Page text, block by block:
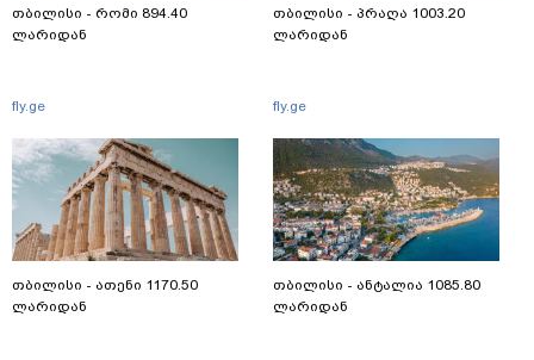
თბილისი - რომი 894.40
ლარიდან
fly.ge
თბილისი - ათენი 1170.50
ლარიდან
თბილისი - პრაღა 1003.20
ლარიდან
fly.ge
თბილისი - ანტალია 1085.80
ლარიდან